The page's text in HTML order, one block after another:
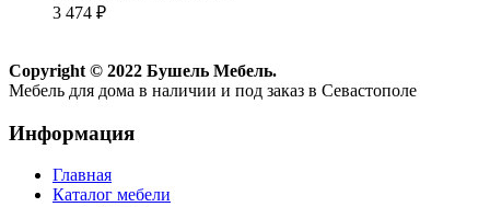
3 474 ₽
Copyright © 2022 Бушель Мебель.
Мебель для дома в наличии и под заказ в Севастополе
Информация
Главная
Каталог мебели